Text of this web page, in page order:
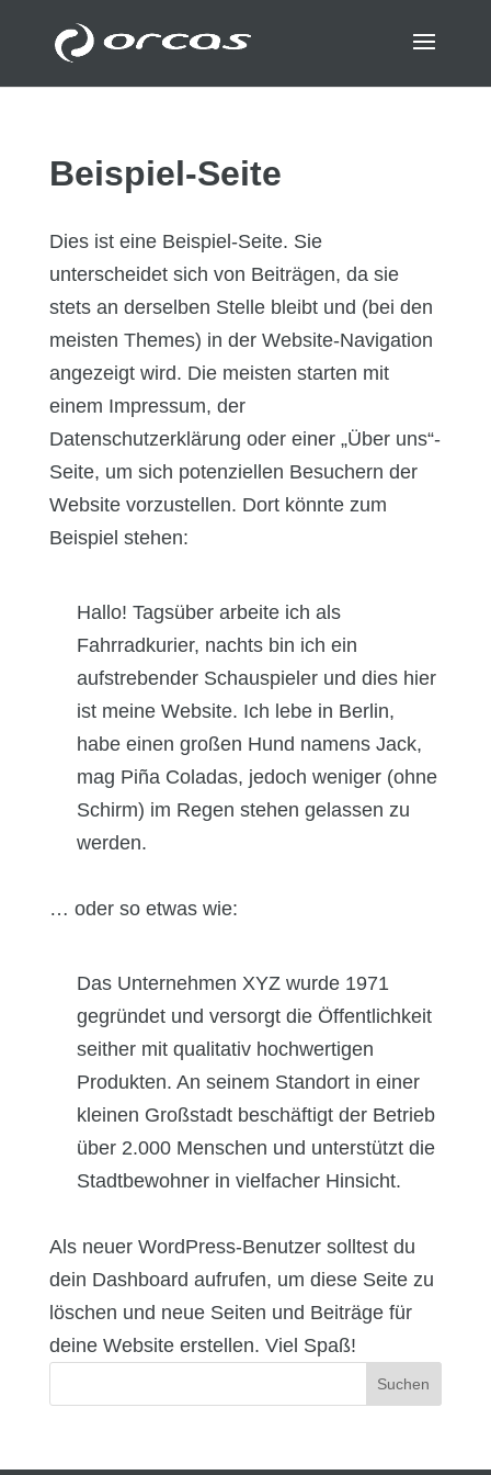
Beispiel-Seite
Dies ist eine Beispiel-Seite. Sie
unterscheidet sich von Beiträgen, da sie
stets an derselben Stelle bleibt und (bei den
meisten Themes) in der Website-Navigation
angezeigt wird. Die meisten starten mit
einem Impressum, der
Datenschutzerklärung oder einer „Über uns“-
Seite, um sich potenziellen Besuchern der
Website vorzustellen. Dort könnte zum
Beispiel stehen:
Hallo! Tagsüber arbeite ich als
Fahrradkurier, nachts bin ich ein
aufstrebender Schauspieler und dies hier
ist meine Website. Ich lebe in Berlin,
habe einen großen Hund namens Jack,
mag Piña Coladas, jedoch weniger (ohne
Schirm) im Regen stehen gelassen zu
werden.
… oder so etwas wie:
Das Unternehmen XYZ wurde 1971
gegründet und versorgt die Öffentlichkeit
seither mit qualitativ hochwertigen
Produkten. An seinem Standort in einer
kleinen Großstadt beschäftigt der Betrieb
über 2.000 Menschen und unterstützt die
Stadtbewohner in vielfacher Hinsicht.
Als neuer WordPress-Benutzer solltest du
dein Dashboard aufrufen, um diese Seite zu
löschen und neue Seiten und Beiträge für
deine Website erstellen. Viel Spaß!
Suchen